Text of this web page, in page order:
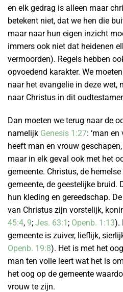
en elk gedrag is alleen maar
betekent niet, dat we hen die
maar naar hun eigen inzicht
immers ook niet dat heidenen
vermoorden). Regels hebben
opvoedend karakter. We
naar het evangelie in deze wet,
naar Christus in dit
Dan moeten we terug naar de
namelijk Genesis 1:27: ‘man
heeft man en vrouw
maar in elk geval ook met het
gemeente. Christus, de
gemeente, de geestelijke bruid.
hun kleding en gereedschap.
van Christus zijn vorstelijk,
45:4, 9; Jes. 63:1 ; Openb. 1:13).
gemeente is zuiver, lieflijk,
Openb. 19:8). Het is met het
man ten volle leert wat het is
het oog op de gemeente
vrouw te zijn.